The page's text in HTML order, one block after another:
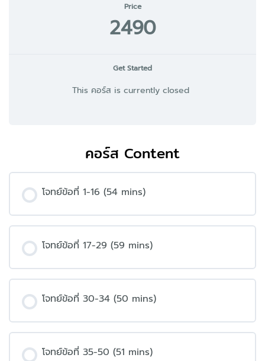
Price
2490
Get Started
This คอร์ส is currently closed
คอร์ส Content
โจทย์ข้อที่ 1-16 (54 mins)
โจทย์ข้อที่ 17-29 (59 mins)
โจทย์ข้อที่ 30-34 (50 mins)
โจทย์ข้อที่ 35-50 (51 mins)